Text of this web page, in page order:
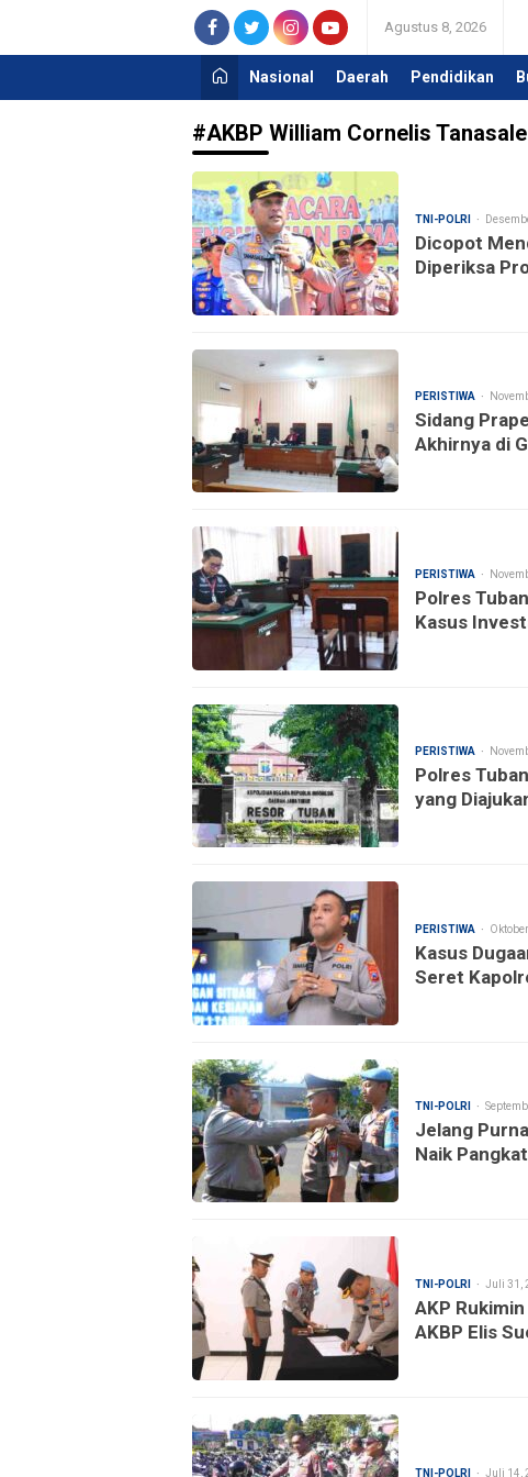
Agustus 8, 2026
Nasional Daerah Pendidikan
#AKBP William Cornelis Tanasale
TNI-POLRI
Dicopot
Diperiksa
PERISTIWA
Sidang
Akhirnya di
PERISTIWA
Polres
Kasus
PERISTIWA
Polres
yang
PERISTIWA
Kasus
Seret
TNI-POLRI
Jelang
Naik Pangkat
TNI-POLRI Juli 31,
AKP
AKBP Elis
TNI-POLRI Juli 14,